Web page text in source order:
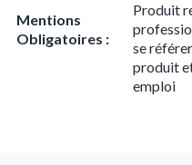
Mentions
Obligatoires :
Produit
se
produit
emploi